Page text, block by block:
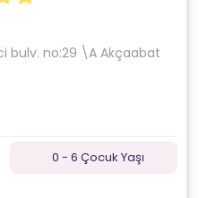
bulv. no:29 \A Akçaabat
0 - 6 Çocuk Yaşı